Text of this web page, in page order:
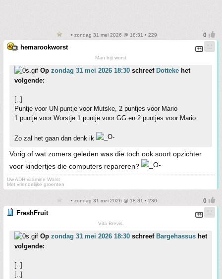
• zondag 31 mei 2026 @ 18:31 • 229
hemarookworst
Man bijt worst
Op zondag 31 mei 2026 18:30 schreef Dotteke het
volgende:
[..]
Puntje voor UN puntje voor Mutske, 2 puntjes voor Mario
1 puntje voor Worstje 1 puntje voor GG en 2 puntjes voor Mario
Zo zal het gaan dan denk ik
Vorig of wat zomers geleden was die toch ook soort opzichter
voor kindertjes die computers repareren?
Uw ADH vitamine Worst
Met vriendelijke groenten
• zondag 31 mei 2026 @ 18:31 • 230
FreshFruit
Vita Brevis.
Op zondag 31 mei 2026 18:30 schreef Bargehassus het
volgende:
[..]
[..]